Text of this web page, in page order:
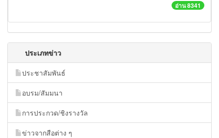
อ่าน 8341
ประเภทข่าว
ประชาสัมพันธ์
อบรม/สัมมนา
การประกวด/ชิงรางวัล
ข่าวจากสือต่าง ๆ